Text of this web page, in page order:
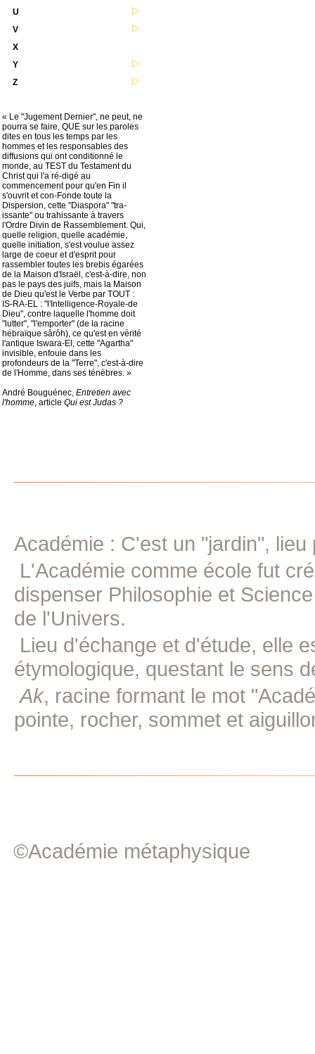
U
V
X
Y
Z
« Le "Jugement Dernier", ne peut, ne
pourra se faire, QUE sur les paroles
dites en tous les temps par les
hommes et les responsables des
diffusions qui ont conditionné le
monde, au TEST du Testament du
Christ qui l'a ré-digé au
commencement pour qu'en Fin il
s'ouvrit et con-Fonde toute la
Dispersion, cette "Diaspora" "tra-
issante" ou trahissante à travers
l'Ordre Divin de Rassemblement. Qui,
quelle religion, quelle académie,
quelle initiation, s'est voulue assez
large de coeur et d'esprit pour
rassembler toutes les brebis égarées
de la Maison d'Israël, c'est-à-dire, non
pas le pays des juifs, mais la Maison
de Dieu qu'est le Verbe par TOUT :
IS-RA-EL : "l'Intelligence-Royale-de
Dieu", contre laquelle l'homme doit
"lutter", "l'emporter" (de la racine
hébraïque sârôh), ce qu'est en vérité
l'antique Iswara-El, cette "Agartha"
invisible, enfouie dans les
profondeurs de la "Terre", c'est-à-dire
de l'Homme, dans ses ténèbres. »
André Bouguénec, Entretien avec
l'homme, article Qui est Judas ?
Académie : C'est un "jardin", lieu
L'Académie comme école fut
dispenser Philosophie et
de l'Univers.
Lieu d'échange et d'étude, elle
étymologique, questant le sens
Ak, racine formant le mot
pointe, rocher, sommet et
©Académie métaphysique